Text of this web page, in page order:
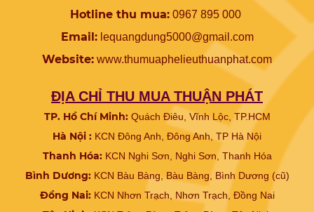
Hotline thu mua: 0967 895 000
Email:lequangdung5000@gmail.com
Website: www.thumuaphelieuthuanphat.com
ĐỊA CHỈ THU MUA THUẬN PHÁT
TP. Hồ Chí Minh:Quách Điêu, Vĩnh Lộc, TP.HCM
Hà Nội : KCN Đông Anh, Đông Anh, TP Hà Nội
Thanh Hóa:KCN Nghi Sơn, Nghi Sơn, Thanh Hóa
Bình Dương:KCN Bàu Bàng, Bàu Bàng, Bình Dương (cũ)
Đồng Nai: KCN Nhơn Trạch, Nhơn Trạch, Đồng Nai